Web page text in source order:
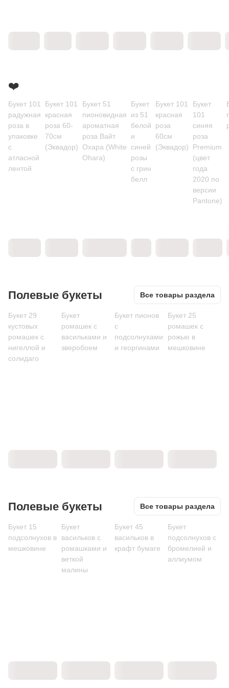
❤️
Букет 101
радужная
роза в
упаковке
с
атласной
лентой
Букет 101
красная
роза 60-
70см
(Эквадор)
Букет 51
пионовидная
ароматная
роза Вайт
Охара (White
Ohara)
Букет
из 51
белой
и
синей
розы
с грин
белл
Букет 101
красная
роза
60см
(Эквадор)
Букет
101
синяя
роза
Premium
(цвет
года
2020 по
версии
Pantone)
Полевые букеты Все товары раздела
Букет 29
кустовых
ромашек с
нигеллой и
солидаго
Букет
ромашек с
васильками и
зверобоем
Букет пионов
с
подсолнухами
и георгинами
Букет 25
ромашек с
рожью в
мешковине
Полевые букеты Все товары раздела
Букет 15
подсолнухов в
мешковине
Букет
васильков с
ромашками и
веткой
малины
Букет 45
васильков в
крафт бумаге
Букет
подсолнухов с
бромелией и
аллиумом